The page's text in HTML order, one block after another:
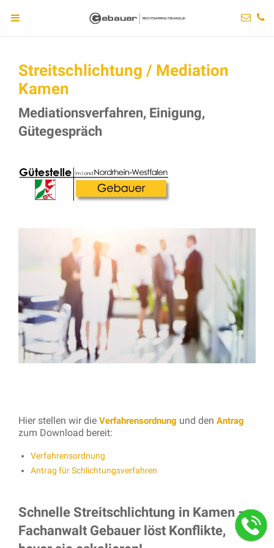
Streitschlichtung / Mediation
Kamen
Mediationsverfahren, Einigung,
Gütegespräch
Hier stellen wir die Verfahrensordnung und den Antrag
zum Download bereit:
Verfahrensordnung
Antrag für Schlichtungsverfahren
Schnelle Streitschlichtung in Kamen –
Fachanwalt Gebauer löst Konflikte,